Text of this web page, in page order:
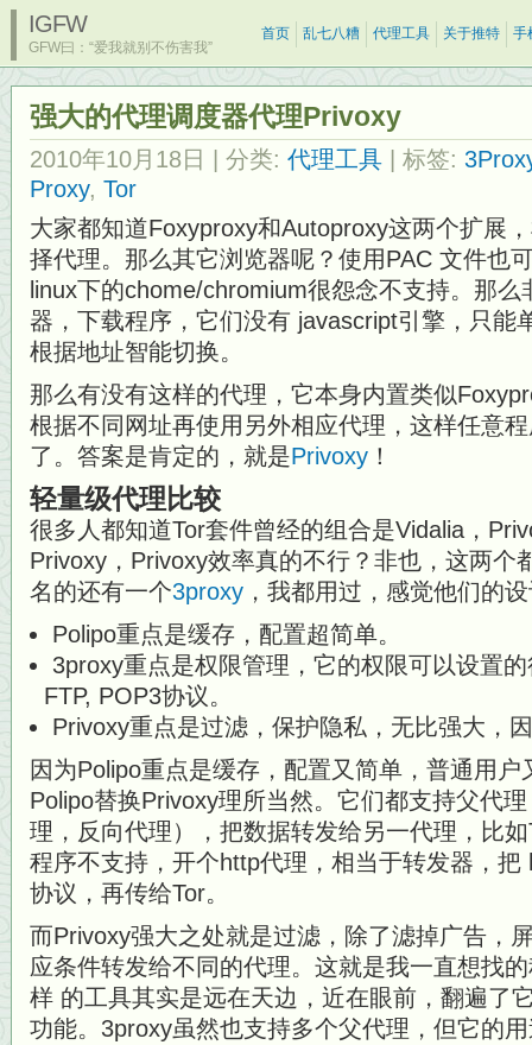
IGFW
GFW曰：“爱我就别不伤害我”
首页 乱七八糟 代理工具 关于推特 手
强大的代理调度器代理Privoxy
2010年10月18日 | 分类: 代理工具 | 标签:
Proxy, Tor
大家都知道Foxyproxy和Autoproxy这两个扩展
择代理。那么其它浏览器呢？使用PAC 文件也
linux下的chome/chromium很怨念不支持。那
器，下载程序，它们没有 javascript引擎，只能
根据地址智能切换。
那么有没有这样的代理，它本身内置类似
根据不同网址再使用另外相应代理，这样任意
了。答案是肯定的，就是Privoxy ！
轻量级代理比较
很多人都知道Tor套件曾经的组合是Vidalia，
Privoxy，Privoxy效率真的不行？非也，这两个
名的还有一个3proxy ，我都用过，感觉他们的
Polipo重点是缓存，配置超简单。
3proxy重点是权限管理，它的权限可以设置
FTP, POP3协议。
Privoxy重点是过滤，保护隐私，无比强大，
因为Polipo重点是缓存，配置又简单，普通用
Polipo替换Privoxy理所当然。它们都支持父代
理，反向代理），把数据转发给另一代理，比
程序不支持，开个http代理，相当于转发器，
协议，再传给Tor。
而Privoxy强大之处就是过滤，除了滤掉广告，
应条件转发给不同的代理。这就是我一直想找
样 的工具其实是远在天边，近在眼前，翻遍了
功能。3proxy虽然也支持多个父代理，但它的